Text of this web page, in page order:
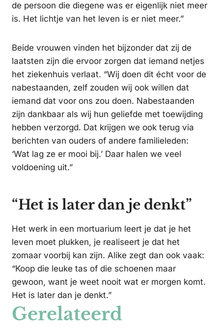
de persoon die diegene was er eigenlijk niet meer
is. Het lichtje van het leven is er niet meer.”
Beide vrouwen vinden het bijzonder dat zij de
laatsten zijn die ervoor zorgen dat iemand netjes
het ziekenhuis verlaat. “Wij doen dit écht voor de
nabestaanden, zelf zouden wij ook willen dat
iemand dat voor ons zou doen. Nabestaanden
zijn dankbaar als wij hun geliefde met toewijding
hebben verzorgd. Dat krijgen we ook terug via
berichten van ouders of andere familieleden:
‘Wat lag ze er mooi bij.’ Daar halen we veel
voldoening uit.”
“Het is later dan je denkt”
Het werk in een mortuarium leert je dat je het
leven moet plukken, je realiseert je dat het
zomaar voorbij kan zijn. Alike zegt dan ook vaak:
“Koop die leuke tas of die schoenen maar
gewoon, want je weet nooit wat er morgen komt.
Het is later dan je denkt.”
Gerelateerd